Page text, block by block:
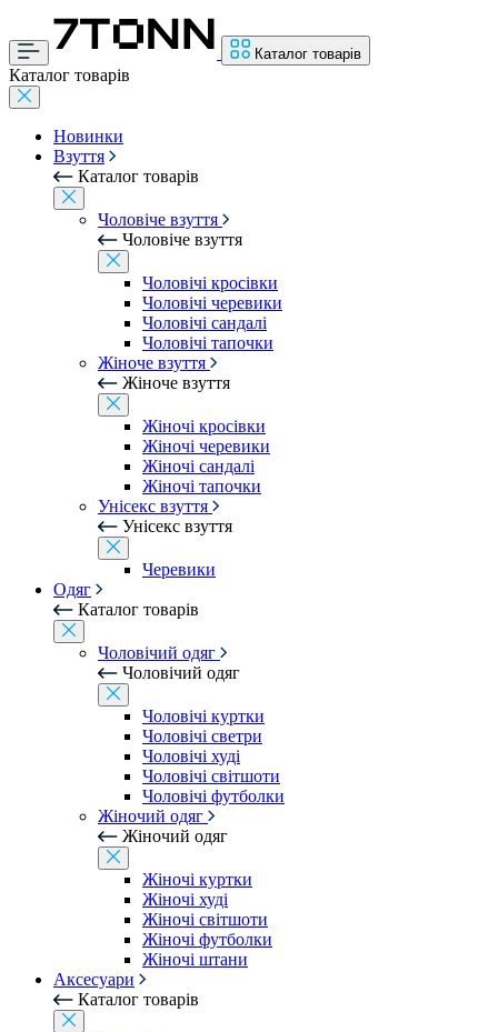
Каталог товарів
Каталог товарів
Новинки
Взуття
Каталог товарів
Чоловіче взуття
Чоловіче взуття
Чоловічі кросівки
Чоловічі черевики
Чоловічі сандалі
Чоловічі тапочки
Жіноче взуття
Жіноче взуття
Жіночі кросівки
Жіночі черевики
Жіночі сандалі
Жіночі тапочки
Унісекс взуття
Унісекс взуття
Черевики
Одяг
Каталог товарів
Чоловічий одяг
Чоловічий одяг
Чоловічі куртки
Чоловічі светри
Чоловічі худі
Чоловічі світшоти
Чоловічі футболки
Жіночий одяг
Жіночий одяг
Жіночі куртки
Жіночі худі
Жіночі світшоти
Жіночі футболки
Жіночі штани
Аксесуари
Каталог товарів